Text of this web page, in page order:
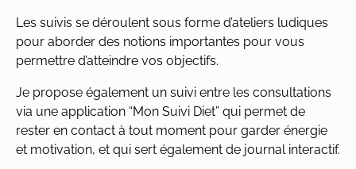
Les suivis se déroulent sous forme d’ateliers ludiques
pour aborder des notions importantes pour vous
permettre d’atteindre vos objectifs.
Je propose également un suivi entre les consultations
via une application “Mon Suivi Diet” qui permet de
rester en contact à tout moment pour garder énergie
et motivation, et qui sert également de journal interactif.